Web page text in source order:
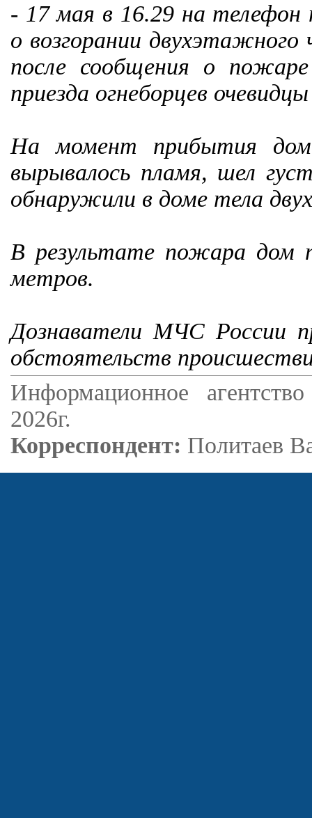
- 17 мая в 16.29 на телефон
о возгорании
после сообщения о
приезда огнеборцев
На момент прибытия дом
вырывалось пламя, шел
обнаружили в доме тела
В результате пожара дом
метров.
Дознаватели МЧС России
обстоятельств
Информационное
2026г.
Корреспондент: Политаев